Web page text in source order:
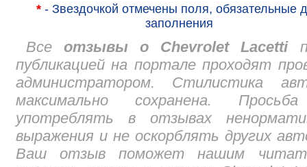
*- Звездочкой отмечены поля, обязательные
заполнения
Все отзывы о Chevrolet Lacetti
публикацией на портале проходят
администратором. Стилистика
максимально сохранена.
употреблять в отзывах
выражения и не оскорблять других
Ваш отзыв поможет нашим